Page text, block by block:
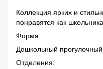
Коллекция ярких и
понравятся как
Форма:
Дошкольный прогулочный
Отделения: